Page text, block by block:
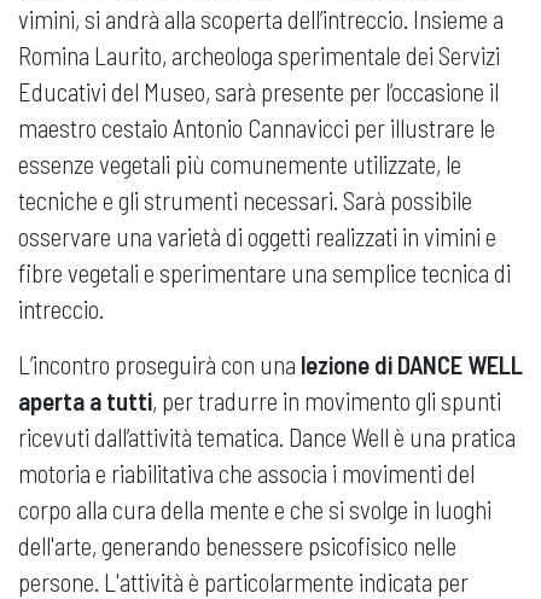
vimini, si andrà alla scoperta dell’intreccio. Insieme a
Romina Laurito, archeologa sperimentale dei Servizi
Educativi del Museo, sarà presente per l’occasione il
maestro cestaio Antonio Cannavicci per illustrare le
essenze vegetali più comunemente utilizzate, le
tecniche e gli strumenti necessari. Sarà possibile
osservare una varietà di oggetti realizzati in vimini e
fibre vegetali e sperimentare una semplice tecnica di
intreccio.
L’incontro proseguirà con una lezione di DANCE WELL
aperta a tutti, per tradurre in movimento gli spunti
ricevuti dall’attività tematica. Dance Well è una pratica
motoria e riabilitativa che associa i movimenti del
corpo alla cura della mente e che si svolge in luoghi
dell'arte, generando benessere psicofisico nelle
persone. L'attività è particolarmente indicata per